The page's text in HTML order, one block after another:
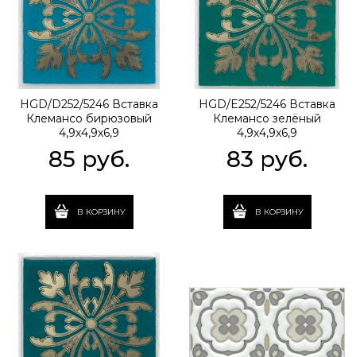
HGD/D252/5246 Вставка
Клемансо бирюзовый
4,9х4,9х6,9
85 руб.
В КОРЗИНУ
HGD/E252/5246 Вставка
Клемансо зелёный
4,9х4,9х6,9
83 руб.
В КОРЗИНУ